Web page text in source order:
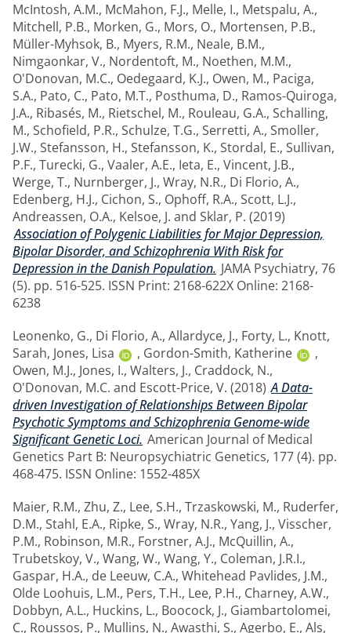
McIntosh, A.M., McMahon, F.J., Melle, I., Metspalu, A.,
Mitchell, P.B., Morken, G., Mors, O., Mortensen, P.B.,
Müller-Myhsok, B., Myers, R.M., Neale, B.M.,
Nimgaonkar, V., Nordentoft, M., Noethen, M.M.,
O'Donovan, M.C., Oedegaard, K.J., Owen, M., Paciga,
S.A., Pato, C., Pato, M.T., Posthuma, D., Ramos-Quiroga,
J.A., Ribasés, M., Rietschel, M., Rouleau, G.A., Schalling,
M., Schofield, P.R., Schulze, T.G., Serretti, A., Smoller,
J.W., Stefansson, H., Stefansson, K., Stordal, E., Sullivan,
P.F., Turecki, G., Vaaler, A.E., Ieta, E., Vincent, J.B.,
Werge, T., Nurnberger, J., Wray, N.R., Di Florio, A.,
Edenberg, H.J., Cichon, S., Ophoff, R.A., Scott, L.J.,
Andreassen, O.A., Kelsoe, J. and Sklar, P. (2019)
Association of Polygenic Liabilities for Major Depression,
Bipolar Disorder, and Schizophrenia With Risk for
Depression in the Danish Population. JAMA Psychiatry, 76
(5). pp. 516-525. ISSN Print: 2168-622X Online: 2168-
6238
Leonenko, G., Di Florio, A., Allardyce, J., Forty, L., Knott,
Sarah, Jones, Lisa , Gordon-Smith, Katherine
,
Owen, M.J., Jones, I., Walters, J., Craddock, N.,
O'Donovan, M.C. and Escott-Price, V. (2018) A Data-
driven Investigation of Relationships Between Bipolar
Psychotic Symptoms and Schizophrenia Genome-wide
Significant Genetic Loci. American Journal of Medical
Genetics Part B: Neuropsychiatric Genetics, 177 (4). pp.
468-475. ISSN Online: 1552-485X
Maier, R.M., Zhu, Z., Lee, S.H., Trzaskowski, M., Ruderfer,
D.M., Stahl, E.A., Ripke, S., Wray, N.R., Yang, J., Visscher,
P.M., Robinson, M.R., Forstner, A.J., McQuillin, A.,
Trubetskoy, V., Wang, W., Wang, Y., Coleman, J.R.I.,
Gaspar, H.A., de Leeuw, C.A., Whitehead Pavlides, J.M.,
Olde Loohuis, L.M., Pers, T.H., Lee, P.H., Charney, A.W.,
Dobbyn, A.L., Huckins, L., Boocock, J., Giambartolomei,
C., Roussos, P., Mullins, N., Awasthi, S., Agerbo, E., Als,